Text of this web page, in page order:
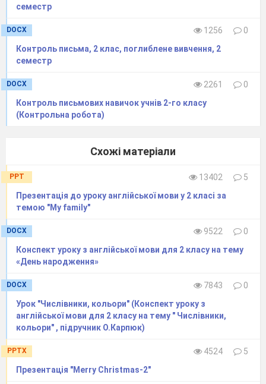
семестр
DOCX 1256
0
Контроль письма, 2 клас, поглиблене вивчення, 2
семестр
DOCX 2261
0
Контроль письмових навичок учнів 2-го класу
(Контрольна робота)
Схожі матеріали
PPT 13402
5
Презентація до уроку англійської мови у 2 класі за
темою "My family"
DOCX 9522
0
Конспект уроку з англійської мови для 2 класу на тему
«День народження»
DOCX 7843
0
Урок "Числівники, кольори" (Конспект уроку з
англійської мови для 2 класу на тему " Числівники,
кольори" , підручник О.Карпюк)
PPTX 4524
5
Презентація "Merry Christmas-2"